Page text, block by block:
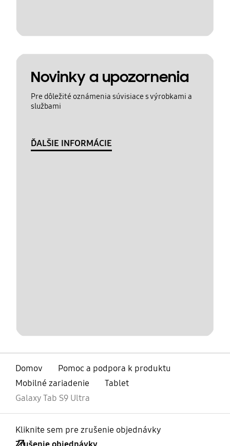
Novinky a upozornenia
Pre dôležité oznámenia súvisiace s výrobkami a
službami
ĎALŠIE INFORMÁCIE
Domov
Pomoc a podpora k produktu
Mobilné zariadenie
Tablet
Galaxy Tab S9 Ultra
Kliknite sem pre zrušenie objednávky